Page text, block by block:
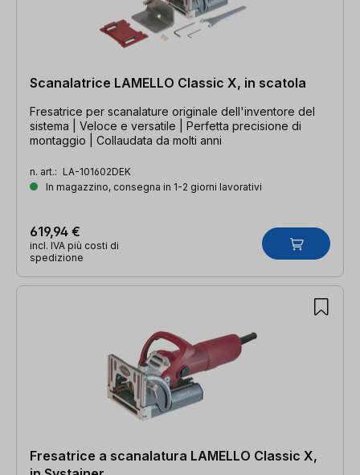
Scanalatrice LAMELLO Classic X, in scatola
Fresatrice per scanalature originale dell'inventore del
sistema | Veloce e versatile | Perfetta precisione di
montaggio | Collaudata da molti anni
n. art.: LA-101602DEK
In magazzino, consegna in 1-2 giorni lavorativi
619,94 €
incl. IVA più costi di
spedizione
Fresatrice a scanalatura LAMELLO Classic X,